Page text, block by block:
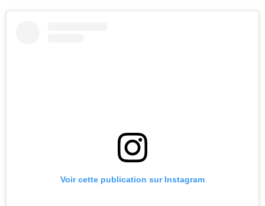
Voir cette publication sur Instagram